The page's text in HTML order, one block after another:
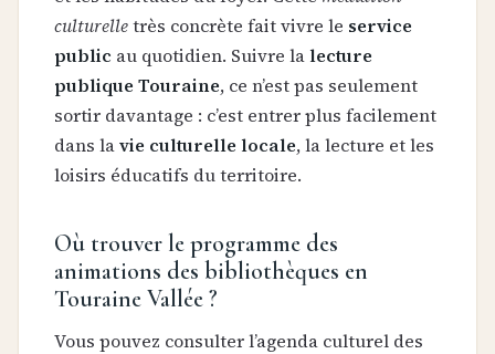
culturelletrès concrète fait vivre le service
public au quotidien. Suivre lalecture
publique Touraine, ce n’est pas seulement
sortir davantage : c’est entrer plus facilement
dans lavie culturelle locale, la lecture et les
loisirs éducatifs du territoire.
Où trouver le programme des
animations des bibliothèques en
Touraine Vallée ?
Vous pouvez consulter l’agenda culturel des